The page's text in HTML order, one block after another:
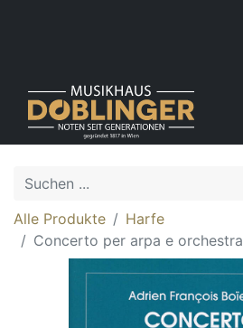
Alle Produkte
Harfe
Concerto per arpa e orchestra